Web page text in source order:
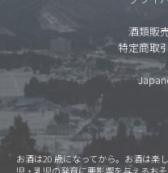
酒類販
特定商取
お酒は20 歳になってから。お酒は楽